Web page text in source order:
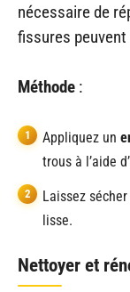
nécessaire de
fissures
Méthode :
Appliquez un
trous à l’aide
Laissez
lisse.
Nettoyer et